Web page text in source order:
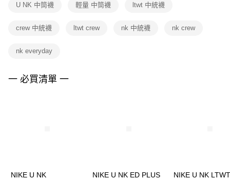
１．透過由恩沛科技股份有限公司提供之「AFTEE先享後付」服務完成之交
權轉讓予恩沛科技股份有限公司。
３．未成年的使用者請事先徵得法定代理人或監護人之同意方可使用
４．使用「AFTEE先享後付」時，將依據個別帳號之用戶狀況，依本公司即
U NK 中筒襪 輕量 中筒襪 ltwt 中統襪
crew 中統襪 ltwt crew nk 中統襪 nk crew
nk everyday
一 必買清單 一
NIKE U NK
NIKE U NK ED PLUS
NIKE U NK LTWT